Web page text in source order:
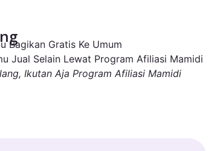
Bagikan Gratis Ke Umum
Jual Selain Lewat Program Afiliasi Mamidi
Ikutan Aja Program Afiliasi Mamidi